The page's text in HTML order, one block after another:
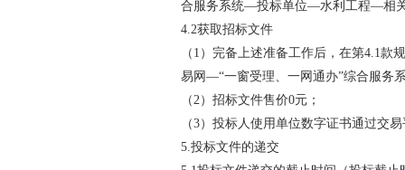
合服务系统—投标单位—水利工程—相
4.2获取招标文件
（ 1 ）完备上述准备工作后，在第4.1款
易网—“一窗受理、一网通办”综合服务
（2）招标文件售价0元；
（3）投标人使用单位数字证书通过交
5.投标文件的递交